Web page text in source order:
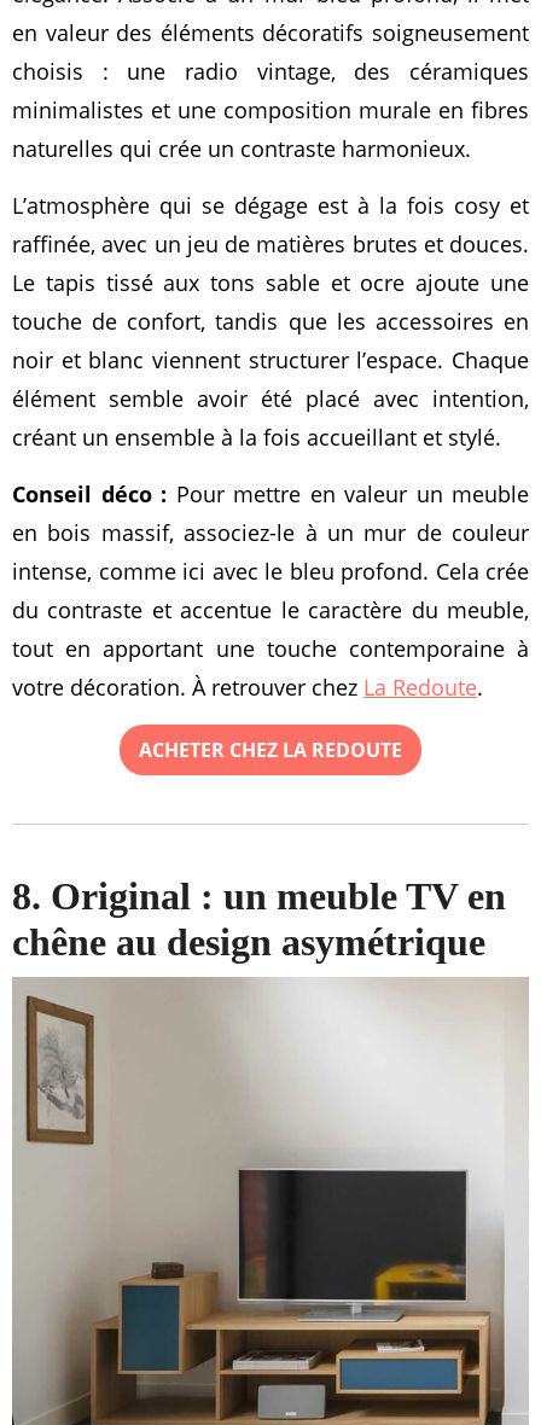
en valeur des éléments décoratifs soigneusement
choisis : une radio vintage, des céramiques
minimalistes et une composition murale en fibres
naturelles qui crée un contraste harmonieux.
L’atmosphère qui se dégage est à la fois cosy et
raffinée, avec un jeu de matières brutes et douces.
Le tapis tissé aux tons sable et ocre ajoute une
touche de confort, tandis que les accessoires en
noir et blanc viennent structurer l’espace. Chaque
élément semble avoir été placé avec intention,
créant un ensemble à la fois accueillant et stylé.
Conseil déco : Pour mettre en valeur un meuble
en bois massif, associez-le à un mur de couleur
intense, comme ici avec le bleu profond. Cela crée
du contraste et accentue le caractère du meuble,
tout en apportant une touche contemporaine à
votre décoration. À retrouver chez La Redoute.
ACHETER CHEZ LA REDOUTE
8. Original : un meuble TV en
chêne au design asymétrique